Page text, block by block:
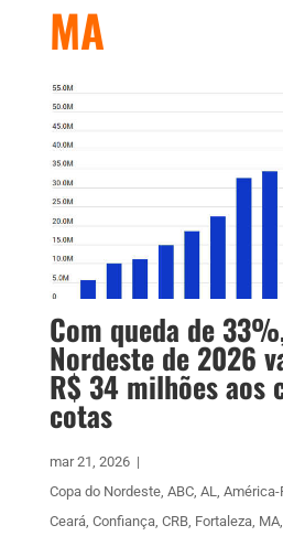
MA
Com queda de
Nordeste de 2026
R$ 34 milhões aos
cotas
mar 21, 2026 |
Copa do Nordeste, ABC, AL, América-
Ceará, Confiança, CRB, Fortaleza, MA,